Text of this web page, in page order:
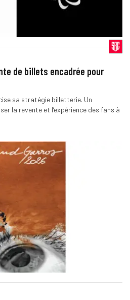
de billets encadrée pour
sa stratégie billetterie. Un
la revente et l’expérience des fans à